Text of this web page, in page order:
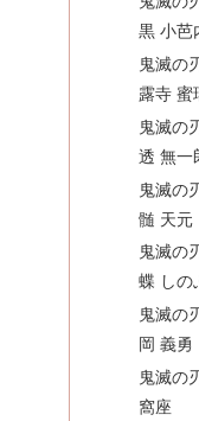
黒 小芭
鬼滅の
露寺 蜜
鬼滅の
透 無一
鬼滅の
髄 天元
鬼滅の
蝶 しの
鬼滅の
岡 義勇
鬼滅の
窩座